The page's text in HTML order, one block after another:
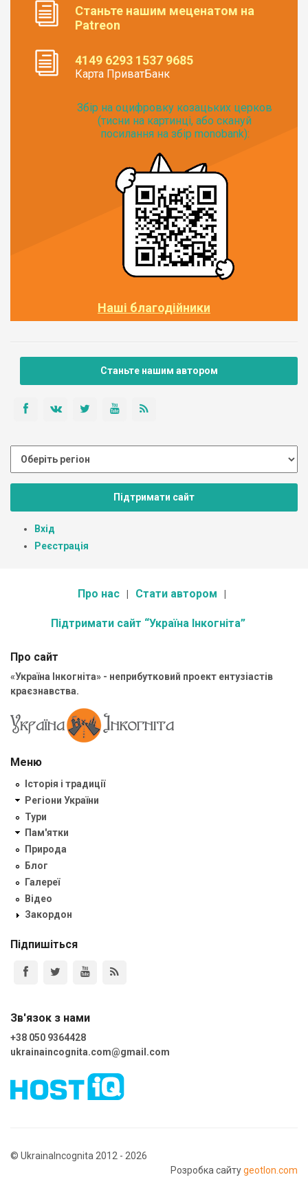
Станьте нашим меценатом на
Patreon
4149 6293 1537 9685
Карта ПриватБанк
Збір на оцифровку козацьких церков
(тисни на картинці, або скануй
посилання на збір monobank):
Наші благодійники
Станьте нашим автором
Підтримати сайт
Вхід
Реєстрація
Про нас Стати автором
Підтримати сайт “Україна Інкогніта”
Про сайт
«Україна Інкогніта» - неприбутковий проект ентузіастів
краєзнавства.
Меню
Історія і традиції
Регіони України
Тури
Пам'ятки
Природа
Блог
Галереї
Відео
Закордон
Підпишіться
Зв'язок з нами
+38 050 9364428
ukrainaincognita.com@gmail.com
© UkrainaIncognita 2012 - 2026
Розробка сайтуgeotlon.com